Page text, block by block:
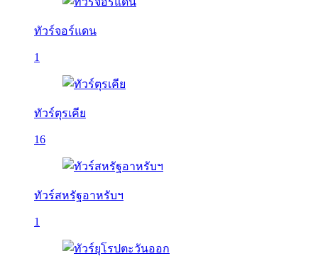
ทัวร์จอร์แดน
1
ทัวร์ตุรเคีย
16
ทัวร์สหรัฐอาหรับฯ
1